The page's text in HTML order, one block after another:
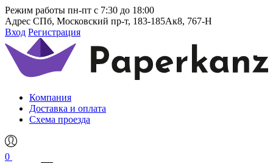
Режим работы пн-пт с 7:30 до 18:00
Адрес СПб, Московский пр-т, 183-185Ак8, 767-Н
Вход Регистрация
Компания
Доставка и оплата
Схема проезда
0